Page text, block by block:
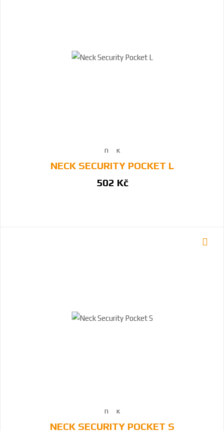
NECK SECURITY POCKET L
502 Kč
NECK SECURITY POCKET S